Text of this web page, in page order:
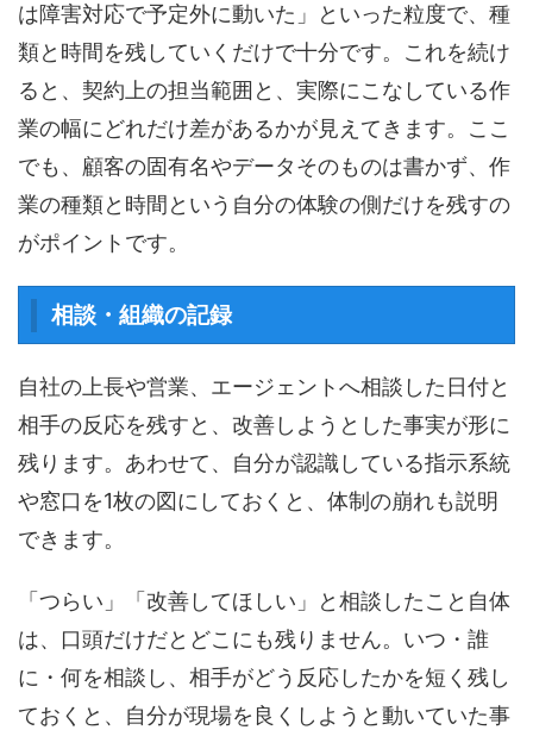
は障害対応で予定外に動いた」といった粒度で、種
類と時間を残していくだけで十分です。これを続け
ると、契約上の担当範囲と、実際にこなしている作
業の幅にどれだけ差があるかが見えてきます。ここ
でも、顧客の固有名やデータそのものは書かず、作
業の種類と時間という自分の体験の側だけを残すの
がポイントです。
相談・組織の記録
自社の上長や営業、エージェントへ相談した日付と
相手の反応を残すと、改善しようとした事実が形に
残ります。あわせて、自分が認識している指示系統
や窓口を1枚の図にしておくと、体制の崩れも説明
できます。
「つらい」「改善してほしい」と相談したこと自体
は、口頭だけだとどこにも残りません。いつ・誰
に・何を相談し、相手がどう反応したかを短く残し
ておくと、自分が現場を良くしようと動いていた事